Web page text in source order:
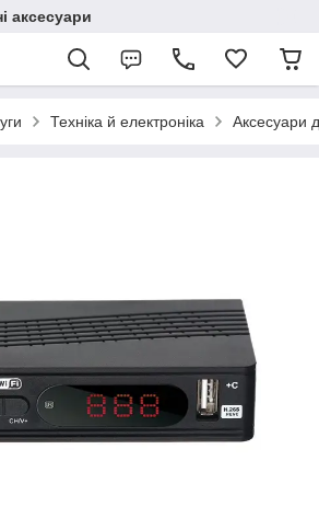
аксесуари
Техніка й електроніка Аксесуари